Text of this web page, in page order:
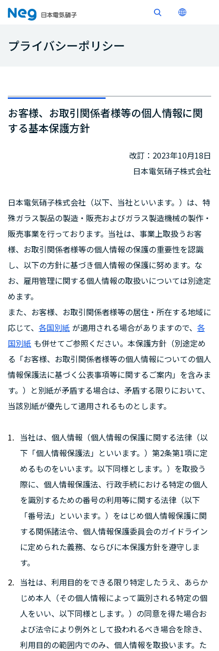
プライバシーポリシー
お客様、お取引関係者様等の個人情報に関
する基本保護方針
改訂：2023年10月18日
日本電気硝子株式会社
日本電気硝子株式会社（以下、当社といいます。）は、特
殊ガラス製品の製造・販売およびガラス製造機械の製作・
販売事業を行っております。当社は、事業上取扱うお客
様、お取引関係者様等の個人情報の保護の重要性を認識
し、以下の方針に基づき個人情報の保護に努めます。な
お、雇用管理に関する個人情報の取扱いについては別途定
めます。
また、お客様、お取引関係者様等の居住・所在する地域に
応じて、 各国別紙 が適用される場合がありますので、 各
国別紙 も併せてご参照ください。本保護方針（別途定め
る「お客様、お取引関係者様等の個人情報についての個人
情報保護法に基づく公表事項等に関するご案内」を含みま
す。）と別紙が矛盾する場合は、矛盾する限りにおいて、
当該別紙が優先して適用されるものとします。
当社は、個人情報（個人情報の保護に関する法律（以
下「個人情報保護法」といいます。）第2条第1項に定
めるものをいいます。以下同様とします。）を取扱う
際に、個人情報保護法、行政手続における特定の個人
を識別するための番号の利用等に関する法律（以下
「番号法」といいます。）をはじめ個人情報保護に関
する関係諸法令、個人情報保護委員会のガイドライン
に定められた義務、ならびに本保護方針を遵守しま
す。
当社は、利用目的をできる限り特定したうえ、あらか
じめ本人（その個人情報によって識別される特定の個
人をいい、以下同様とします。）の同意を得た場合お
よび法令により例外として扱われるべき場合を除き、
利用目的の範囲内でのみ、個人情報を取扱います。た